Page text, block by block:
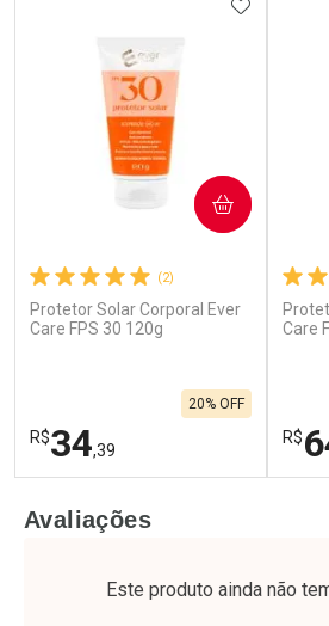
(2)
Protetor Solar Corporal Ever
Care FPS 30 120g
R$34,39
20% OFF
COMPRAR
Laboratório
Por Menos
Care
R$
Avaliações
Este produto ainda não